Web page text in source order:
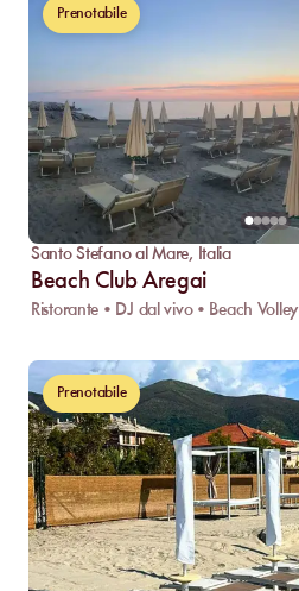
Prenotabile
Santo Stefano al Mare, Italia
Beach Club Aregai
Ristorante • DJ dal vivo • Beach Volley
Prenotabile